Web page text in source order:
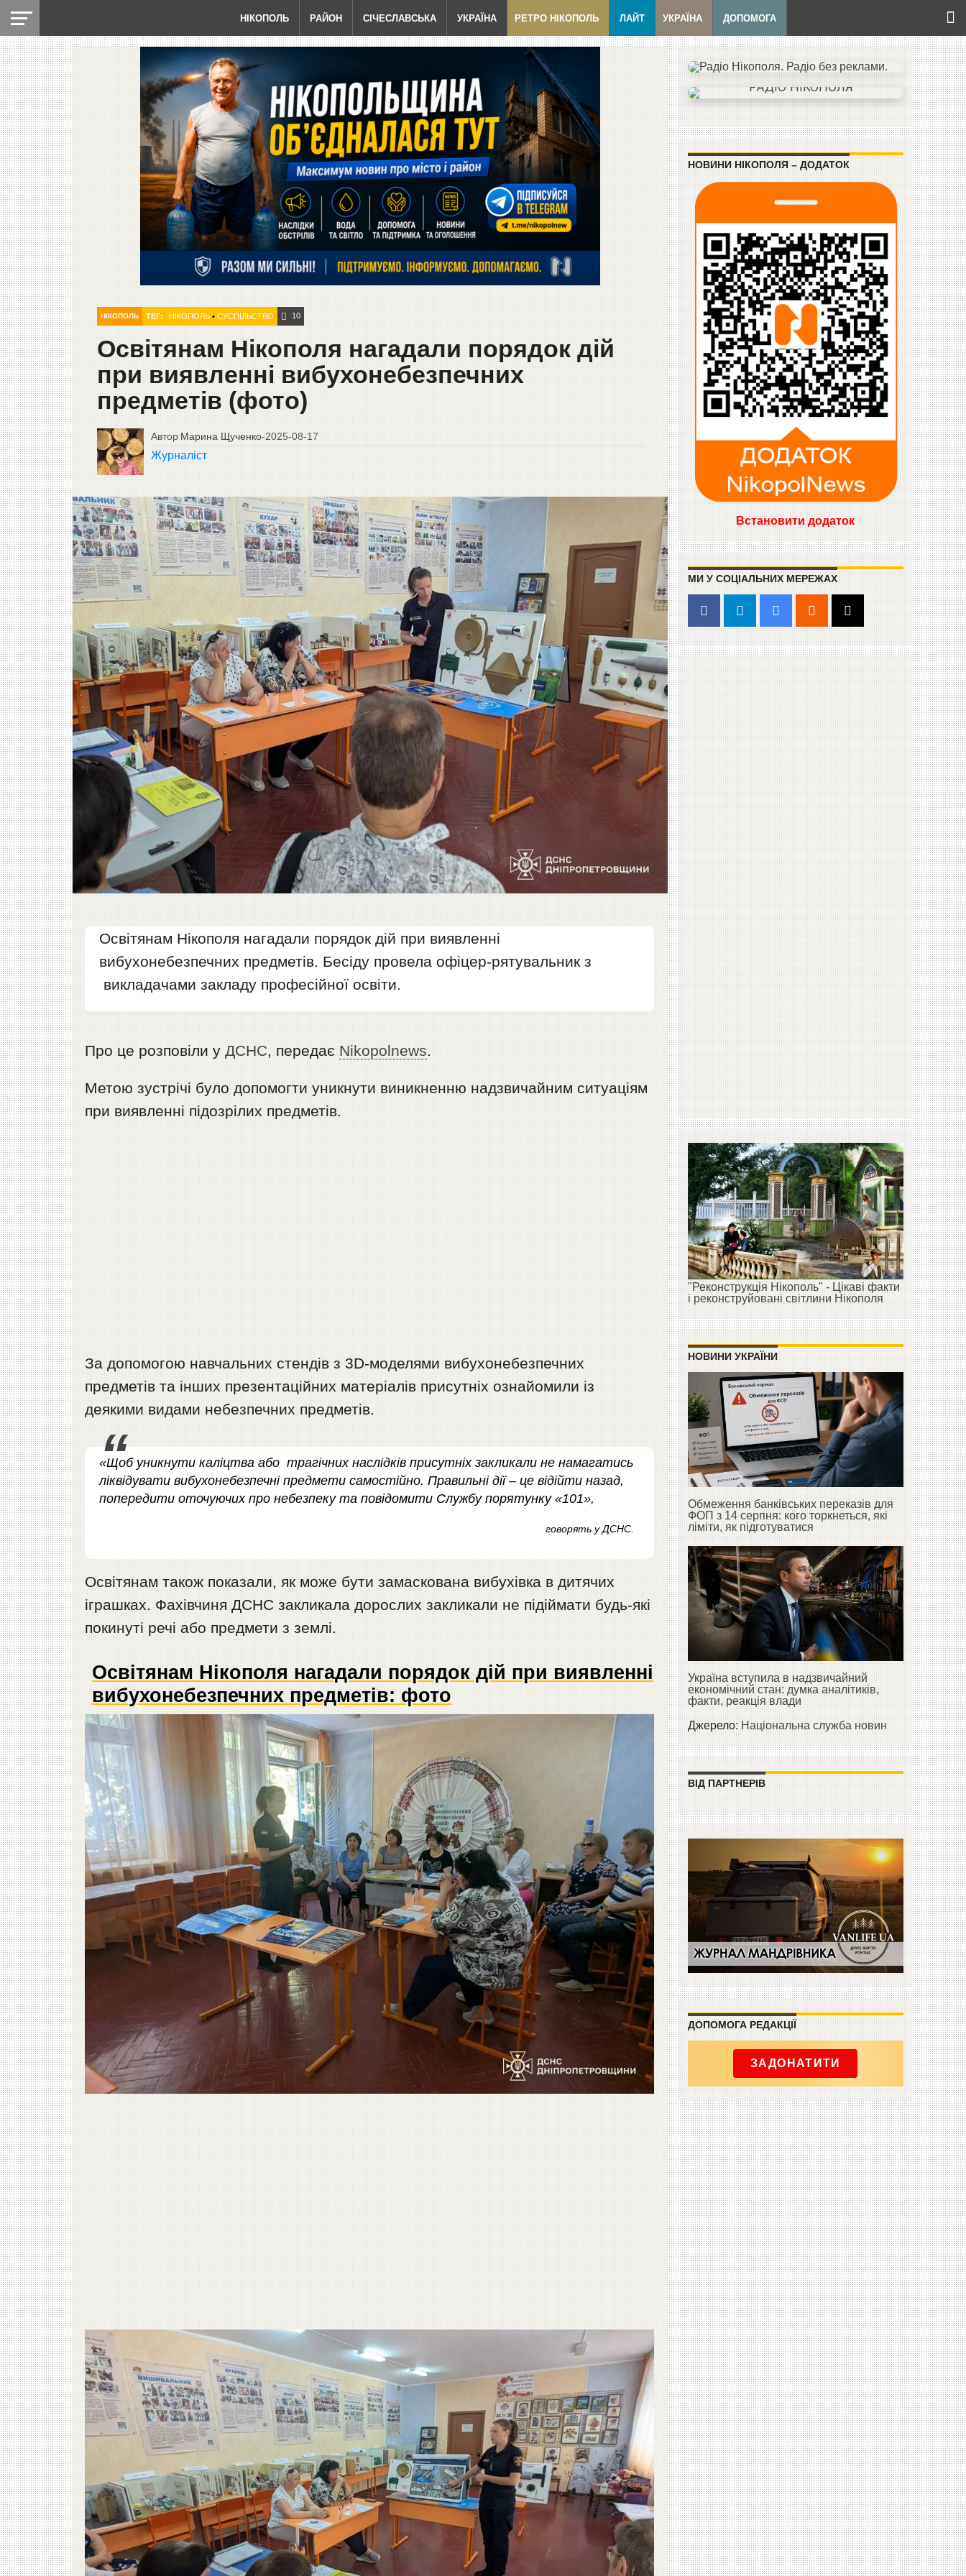
НІКОПОЛЬ РАЙОН СІЧЕСЛАВСЬКА УКРАЇНА РЕТРО НІКОПОЛЬ ЛАЙТ УКРАЇНА ДОПОМОГА
НІКОПОЛЬ ТЕГ: НІКОПОЛЬ• СУСПІЛЬСТВО 10
Освітянам Нікополя нагадали порядок дій
при виявленні вибухонебезпечних
предметів (фото)
Автор Марина Щученко-2025-08-17
Журналіст
Освітянам Нікополя нагадали порядок дій при виявленні
вибухонебезпечних предметів. Бесіду провела офіцер-рятувальник з
викладачами закладу професійної освіти.
Про це розповіли уДСНС, передає Nikopolnews.
Метою зустрічі було допомогти уникнути виникненню надзвичайним ситуаціям
при виявленні підозрілих предметів.
За допомогою навчальних стендів з 3D-моделями вибухонебезпечних
предметів та інших презентаційних матеріалів присутніх ознайомили із
деякими видами небезпечних предметів.
«Щоб уникнути каліцтва або трагічних наслідків присутніх закликали не намагатись
ліквідувати вибухонебезпечні предмети самостійно. Правильні дії – це відійти назад,
попередити оточуючих про небезпеку та повідомити Службу порятунку «101»,
говорять у ДСНС.
Освітянам також показали, як може бути замаскована вибухівка в дитячих
іграшках. Фахівчиня ДСНС закликала дорослих закликали не підіймати будь-які
покинуті речі або предмети з землі.
Освітянам Нікополя нагадали порядок дій при виявленні
вибухонебезпечних предметів: фото
НОВИНИ НІКОПОЛЯ – ДОДАТОК
Встановити додаток
МИ У СОЦІАЛЬНИХ МЕРЕЖАХ
"Реконструкція Нікополь" - Цікаві факти
і реконструйовані світлини Нікополя
НОВИНИ УКРАЇНИ
Обмеження банківських переказів для
ФОП з 14 серпня: кого торкнеться, які
ліміти, як підготуватися
Україна вступила в надзвичайний
економічний стан: думка аналітиків,
факти, реакція влади
Джерело:Національна служба новин
ВІД ПАРТНЕРІВ
ДОПОМОГА РЕДАКЦІЇ
ЗАДОНАТИТИ